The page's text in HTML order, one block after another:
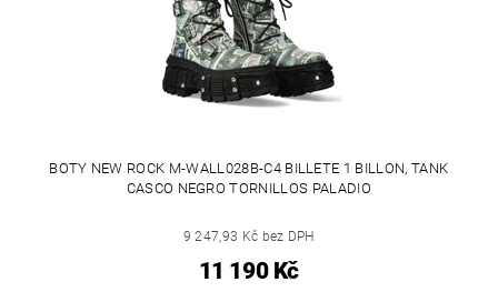
BOTY NEW ROCK M-WALL028B-C4 BILLETE 1 BILLON, TANK
CASCO NEGRO TORNILLOS PALADIO
9 247,93 Kč bez DPH
11 190 Kč